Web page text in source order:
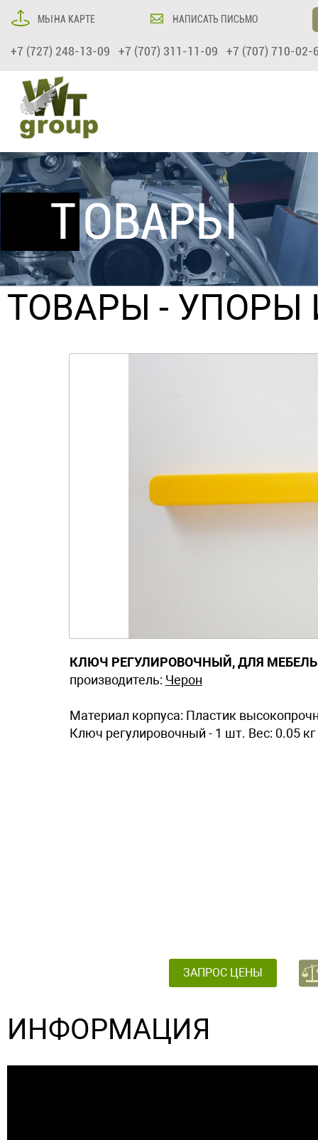
МЫ НА КАРТЕ НАПИСАТЬ ПИСЬМО
+7 (727) 248-13-09 +7 (707) 311-11-09 +7 (707) 710-02-
ТОВАРЫ
ТОВАРЫ - УПОРЫ
КЛЮЧ РЕГУЛИРОВОЧНЫЙ, ДЛЯ
производитель: Черон
Материал корпуса: Пластик
Ключ регулировочный - 1 шт. Вес: 0.05 кг
ЗАПРОС ЦЕНЫ
ИНФОРМАЦИЯ